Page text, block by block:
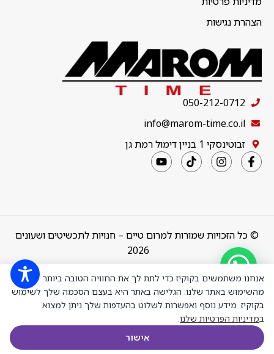
הצהרת נגישות
050-212-0712
info@marom-time.co.il
זבוטינסקי 1 בניין דימול רמת גן
© כל הזכויות שמורות למרום טיים – חנויות לתכשיטים ושעונים
2026
Design & Code bythebuildup
חנות
רשימת משאלות
עגלת הקניות
חשבון שלי
Victoria Cruz
₪679.00 הוספה
אנחנו משתמשים בקוקיז כדי לתת לך את החוויה הטובה ביותר
מהשימוש באתר שלנו. הגלישה באתר היא בעצם הסכמה שלך לשימוש
בקוקיז. מידע נוסף ואפשרות לשלוט בהעדפות שלך ניתן למצוא
במדיניות הפרטיות שלנו.
אישור